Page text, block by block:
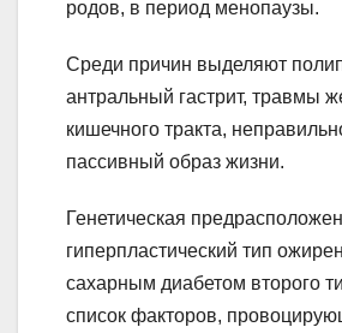
родов, в период менопаузы.
Среди причин выделяют
антральный гастрит, травмы
кишечного тракта,
пассивный образ жизни.
Генетическая
гиперпластический тип
сахарным диабетом второго
список факторов,